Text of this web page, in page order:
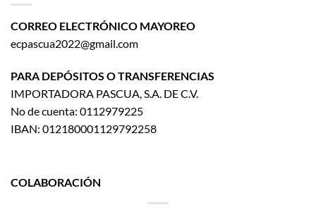
CORREO ELECTRÓNICO MAYOREO
ecpascua2022@gmail.com
PARA DEPÓSITOS O TRANSFERENCIAS
IMPORTADORA PASCUA, S.A. DE C.V.
No de cuenta: 0112979225
IBAN: 012180001129792258
COLABORACIÓN